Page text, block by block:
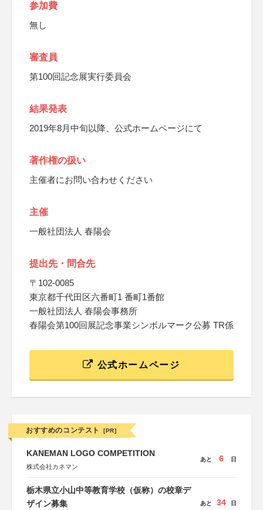
参加費
無し
審査員
第100回記念展実行委員会
結果発表
2019年8月中旬以降、公式ホームページにて
著作権の扱い
主催者にお問い合わせください
主催
一般社団法人 春陽会
提出先・問合先
〒102-0085
東京都千代田区六番町1 番町1番館
一般社団法人 春陽会事務所
春陽会第100回展記念事業シンボルマーク公募 TR係
公式ホームページ
おすすめのコンテスト [PR]
KANEMAN LOGO COMPETITION
株式会社カネマン
あと 6 日
栃木県立小山中等教育学校（仮称）の校章デ
ザイン募集
あと 34 日